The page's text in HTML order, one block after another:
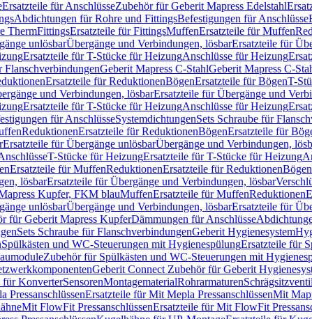
Ersatzteile für AnschlüsseZubehör für Geberit Mapress Edelstahl
Abdichtungen für Rohre und FittingsBefestigungen für Anschlüsse
ThermFittingsErsatzteile für FittingsMuffenErsatzteile für Muffen
unlösbarÜbergänge und Verbindungen, lösbarErsatzteile für
Ersatzteile für T-Stücke für HeizungAnschlüsse für Heizung
FlanschverbindungenGeberit Mapress C-StahlGeberit Mapress C-
Ersatzteile für ReduktionenBögenErsatzteile für BögenT-
und Verbindungen, lösbarErsatzteile für Übergänge und
Ersatzteile für T-Stücke für HeizungAnschlüsse für Heizung
für AnschlüsseSystemdichtungenSets Schraube für
ReduktionenErsatzteile für ReduktionenBögenErsatzteile für
Ersatzteile für Übergänge unlösbarÜbergänge und Verbindungen,
T-Stücke für HeizungErsatzteile für T-Stücke für Heizung
Ersatzteile für MuffenReduktionenErsatzteile für ReduktionenBögen
lösbarErsatzteile für Übergänge und Verbindungen, lösbar
Kupfer, FKM blauMuffenErsatzteile für MuffenReduktionen
unlösbarÜbergänge und Verbindungen, lösbarErsatzteile für
für Geberit Mapress KupferDämmungen für Anschlüsse
Sets Schraube für FlanschverbindungenGeberit Hygienesystem
Spülkästen und WC-Steuerungen mit HygienespülungErsatzteile für
Zubehör für Spülkästen und WC-Steuerungen mit
Geberit Connect Zubehör für Geberit
für KonverterSensorenMontagematerialRohrarmaturen
PressanschlüssenErsatzteile für Mit Mepla PressanschlüssenMit
Mit FlowFit PressanschlüssenErsatzteile für Mit FlowFit